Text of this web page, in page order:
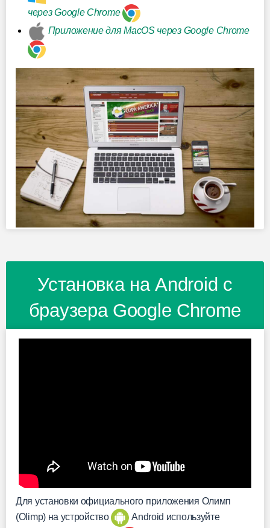
через Google Chrome
Приложение для MacOS через Google Chrome
Установка на Android с
браузера Google Chrome
Для установки официального приложения Олимп
(Olimp) на устройство
Android используйте